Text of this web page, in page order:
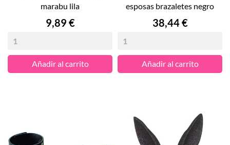
marabu lila
Precio
9,89 €
Añadir al carrito
esposas brazaletes negro
Precio
38,44 €
Añadir al carrito